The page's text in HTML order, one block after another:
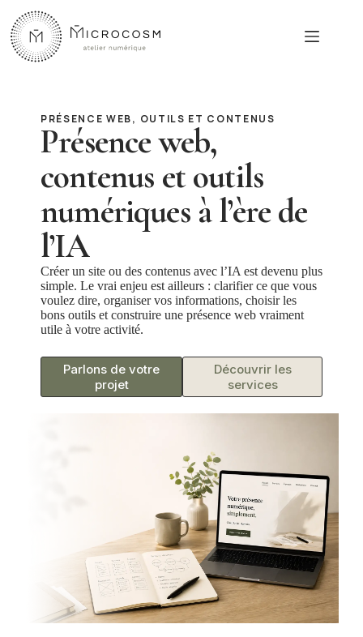
contenu
PRÉSENCE WEB, OUTILS ET CONTENUS
Présence web,
contenus et outils
numériques à l’ère de
l’IA
Créer un site ou des contenus avec l’IA est devenu plus
simple. Le vrai enjeu est ailleurs : clarifier ce que vous
voulez dire, organiser vos informations, choisir les
bons outils et construire une présence web vraiment
utile à votre activité.
Parlons de votre
projet
Découvrir les
services